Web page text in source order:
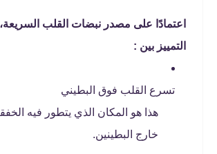
اعتمادًا على مصدر نبضات القلب
التمييز بين :
تسرع القلب فوق البطيني
هذا هو المكان الذي يتطور فيه
خارج البطينين.